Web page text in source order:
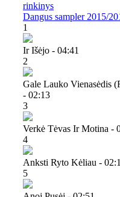
rinkinys
Dangus sampler 2015/
1
Ir Išėjo - 04:41
2
Gale Lauko Vienasėdis
- 02:13
3
Verkė Tėvas Ir Motina -
4
Anksti Ryto Kėliau -
5